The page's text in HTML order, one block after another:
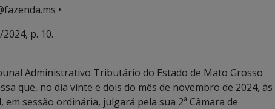
•
p. 10.
Administrativo Tributário do Estado de Mato Grosso
que, no dia vinte e dois do mês de novembro de 2024, às
sessão ordinária, julgará pela sua 2ª Câmara de